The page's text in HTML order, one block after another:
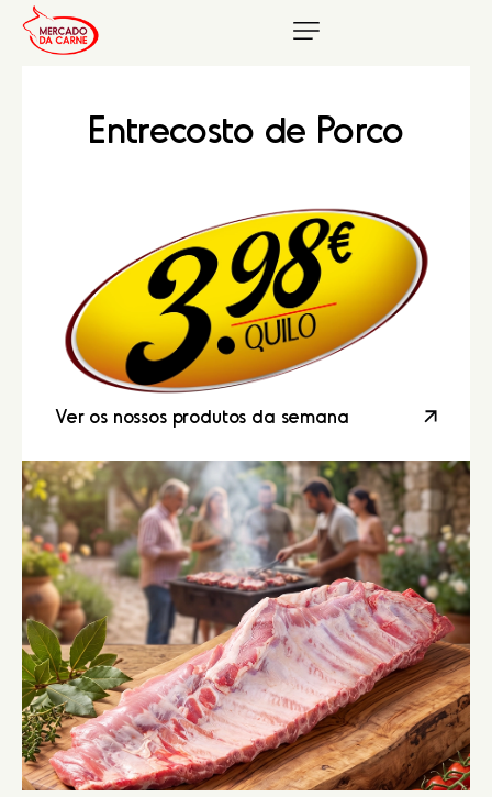
Entrecosto de Porco
Ver os nossos produtos da semana